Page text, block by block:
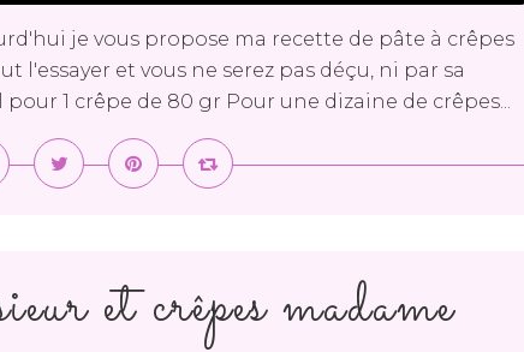
je vous propose ma recette de pâte à crêpes
l'essayer et vous ne serez pas déçu, ni par sa
1 crêpe de 80 gr Pour une dizaine de crêpes...
et crêpes madame